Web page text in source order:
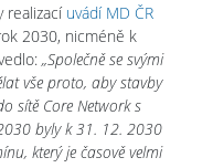
realizací uvádí MD ČR
2030, nicméně k
„Společně se svými
vše proto, aby stavby
sítě Core Network s
byly k 31. 12. 2030
který je časově velmi